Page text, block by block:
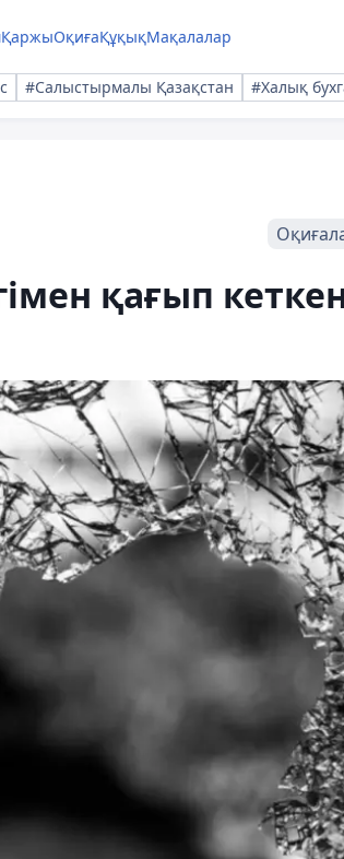
ҚаржыОқиғаҚұқықМақалалар
#Салыстырмалы Қазақстан #Халық
қағып